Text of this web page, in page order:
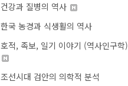
건강과 질병의 역사
한국 농경과 식생활의 역사
호적, 족보, 일기 이야기 (역사인구학)
조선시대 검안의 의학적 분석